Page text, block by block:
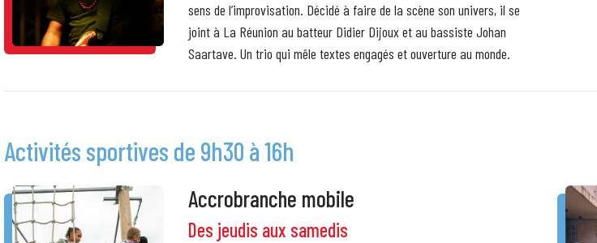
sens de l’improvisation. Décidé à faire de la scène son univers, il se
joint à La Réunion au batteur Didier Dijoux et au bassiste Johan
Saartave. Un trio qui mêle textes engagés et ouverture au monde.
Activités sportives de 9h30 à 16h
Accrobranche mobile
Des jeudis aux samedis